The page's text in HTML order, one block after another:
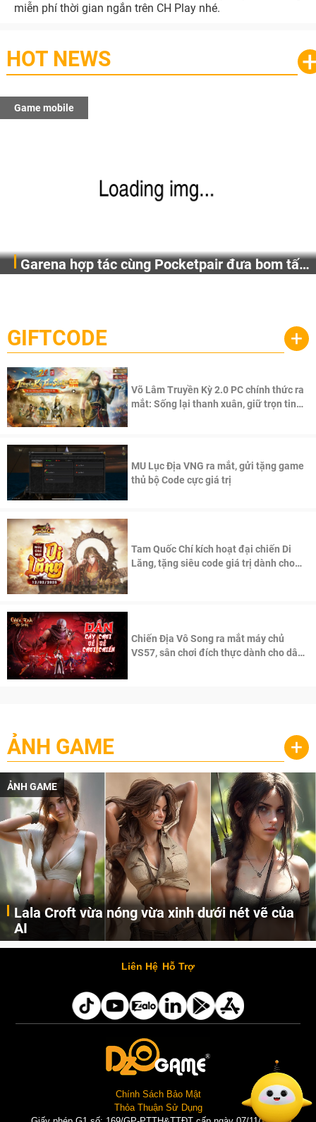
miễn phí thời gian ngắn trên CH Play nhé.
HOT NEWS
Game mobile
Garena hợp tác cùng Pocketpair đưa bom tấn
cầu, theo giấy phép chính thức từ công ty game Nhật Bản
Pocketpair, Inc.
GIFTCODE +
Võ Lâm Truyền Kỳ 2.0 PC chính thức ra
mắt: Sống lại thanh xuân, giữ trọn tinh
MU Lục Địa VNG ra mắt, gửi tặng game
thủ bộ Code cực giá trị
Tam Quốc Chí kích hoạt đại chiến Di
Lăng, tặng siêu code giá trị dành cho
Chiến Địa Vô Song ra mắt máy chủ
VS57, sân chơi đích thực dành cho dân
ẢNH GAME +
ẢNH GAME
Lala Croft vừa nóng vừa xinh dưới nét vẽ của
AI
Cùng đến với những hình ảnh Lala Croft của Tomb Raider dưới nét vẽ của AI. Một cô nàng xinh đẹp, nóng bỏng nhưng cũng rắn rỏi và mạnh mẽ.
Liên Hệ Hỗ Trợ
Chính Sách Bảo Mật
Thỏa Thuận Sử Dụng